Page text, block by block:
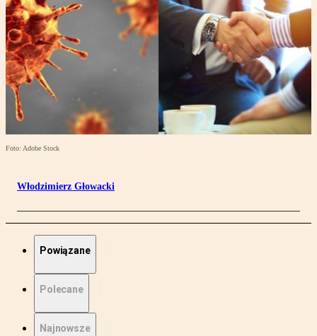
Foto: Adobe Stock
Włodzimierz Głowacki
Powiązane
Polecane
Najnowsze